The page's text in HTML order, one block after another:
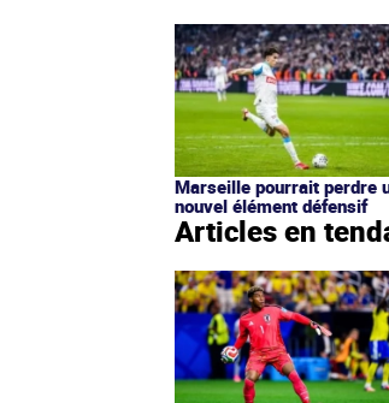
Marseille pourrait perdre
nouvel élément défensif
Articles en